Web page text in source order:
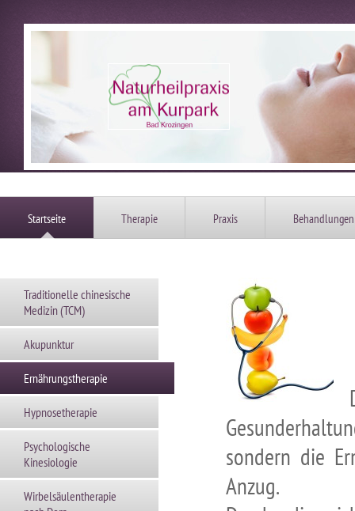
Startseite Therapie Praxis Behandlungen
Traditionelle chinesische
Medizin (TCM)
Akupunktur
Ernährungstherapie
Hypnosetherapie
Psychologische
Kinesiologie
Wirbelsäulentherapie
sondern die
Anzug.